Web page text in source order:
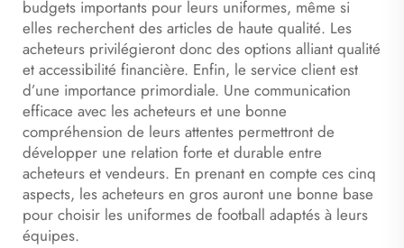
budgets importants pour leurs uniformes, même si
elles recherchent des articles de haute qualité. Les
acheteurs privilégieront donc des options alliant qualité
et accessibilité financière. Enfin, le service client est
d’une importance primordiale. Une communication
efficace avec les acheteurs et une bonne
compréhension de leurs attentes permettront de
développer une relation forte et durable entre
acheteurs et vendeurs. En prenant en compte ces cinq
aspects, les acheteurs en gros auront une bonne base
pour choisir les uniformes de football adaptés à leurs
équipes.